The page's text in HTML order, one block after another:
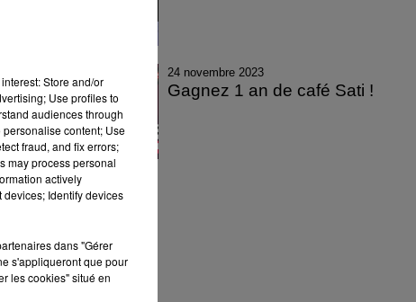
24 novembre 2023
Gagnez 1 an de café Sati !
Store and/or
Use profiles to
audiences through
content; Use
fraud, and fix errors;
may process personal
actively
Identify devices
dans "Gérer
s'appliqueront que pour
les cookies" situé en